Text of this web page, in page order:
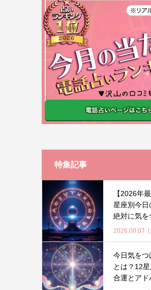
特集記事
【2026年
星座別今日
絶対に気を
2026.08.07
今日気をつ
とは？12
合運とアド